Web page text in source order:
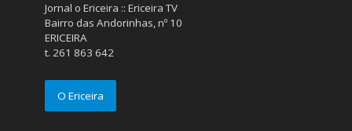
Jornal o Ericeira :: Ericeira TV
Bairro das Andorinhas, nº 10
ERICEIRA
t. 261 863 642
O Ericeira